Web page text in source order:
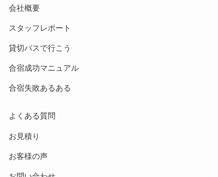
会社概要
スタッフレポート
貸切バスで行こう
合宿成功マニュアル
合宿失敗あるある
よくある質問
お見積り
お客様の声